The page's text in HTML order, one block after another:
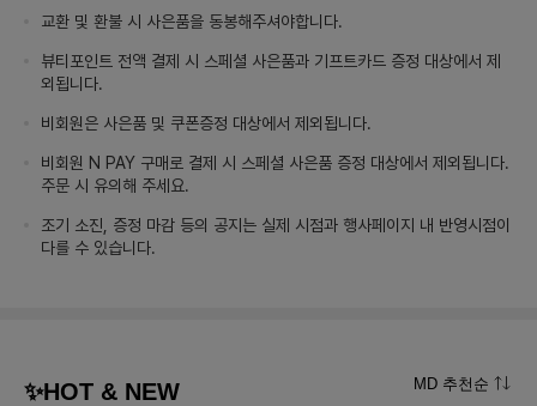
교환 및 환불 시 사은품을 동봉해주셔야합니다.
뷰티포인트 전액 결제 시 스페셜 사은품과 기프트카드 증정 대상에서 제
외됩니다.
비회원은 사은품 및 쿠폰증정 대상에서 제외됩니다.
비회원 N PAY 구매로 결제 시 스페셜 사은품 증정 대상에서 제외됩니다.
주문 시 유의해 주세요.
조기 소진, 증정 마감 등의 공지는 실제 시점과 행사페이지 내 반영시점이
다를 수 있습니다.
✨HOT & NEW MD 추천순